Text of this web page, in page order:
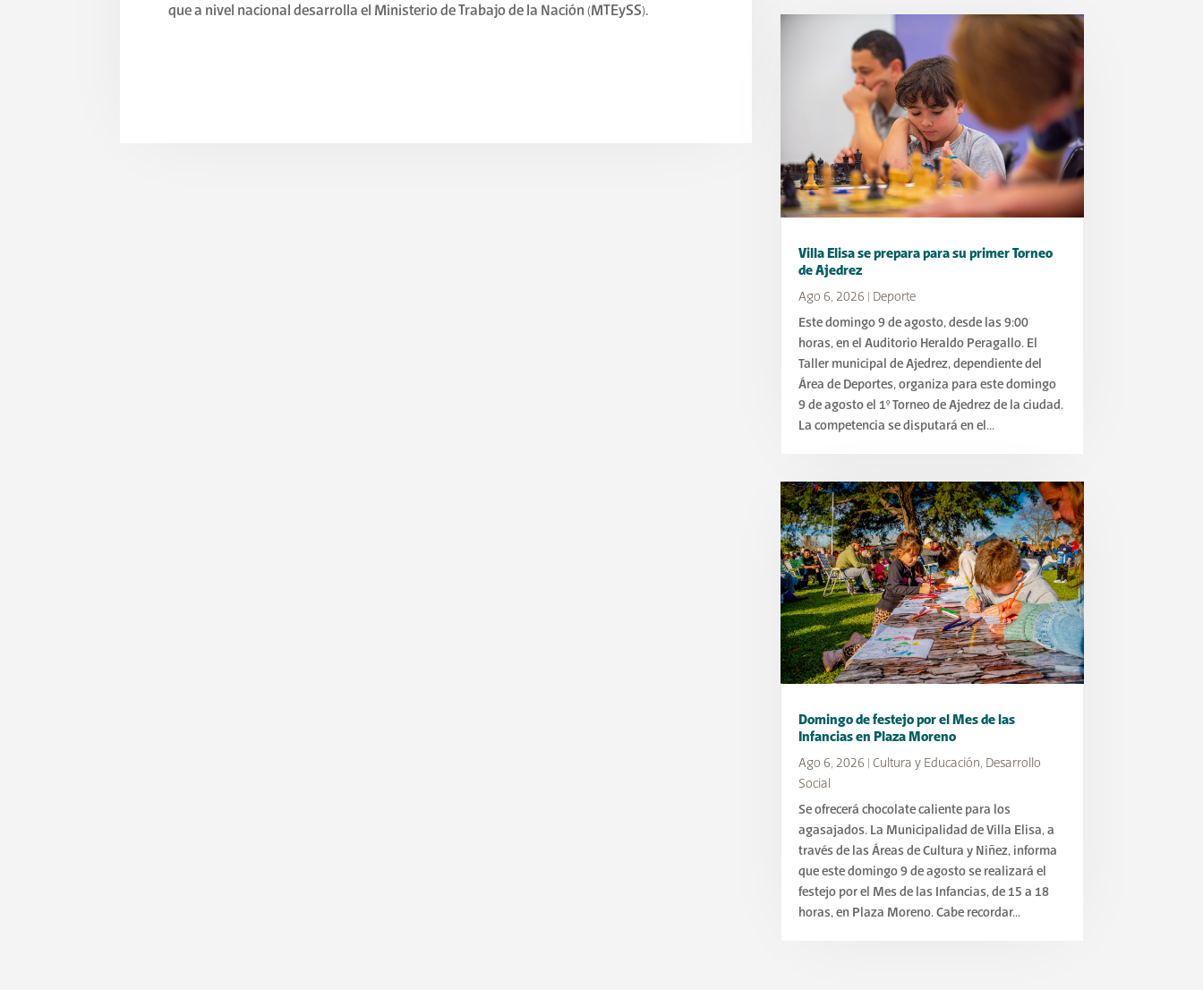
que a nivel nacional desarrolla el Ministerio de Trabajo de la Nación (MTEySS).
Villa Elisa se prepara para su primer Torneo
de Ajedrez
Ago 6, 2026
Deporte
Este domingo 9 de agosto, desde las 9:00
horas, en el Auditorio Heraldo Peragallo. El
Taller municipal de Ajedrez, dependiente del
Área de Deportes, organiza para este domingo
9 de agosto el 1° Torneo de Ajedrez de la ciudad.
La competencia se disputará en el...
Domingo de festejo por el Mes de las
Infancias en Plaza Moreno
Ago 6, 2026 Cultura y Educación, Desarrollo
Social
Se ofrecerá chocolate caliente para los
agasajados. La Municipalidad de Villa Elisa, a
través de las Áreas de Cultura y Niñez, informa
que este domingo 9 de agosto se realizará el
festejo por el Mes de las Infancias, de 15 a 18
horas, en Plaza Moreno. Cabe recordar...